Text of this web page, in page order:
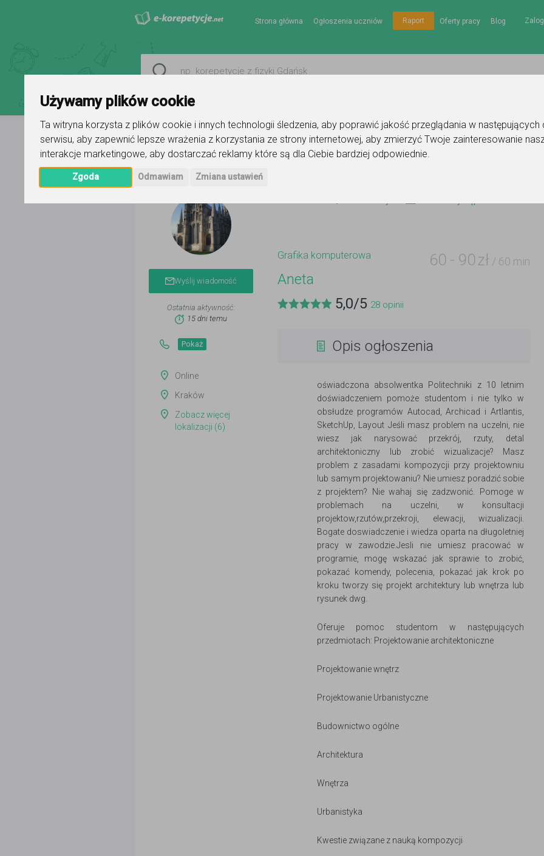
Używamy plików cookie
Ta witryna korzysta z plików cookie i innych technologii śledzenia, aby poprawić jakość przeglądania w
serwisu, aby zapewnić lepsze wrażenia z korzystania ze strony internetowej, aby zmierzyć Twoje zainteresowanie
interakcje marketingowe, aby dostarczać reklamy które są dla Ciebie bardziej odpowiednie.
Zgoda Odmawiam Zmiana ustawień
Strona główna Ogłoszenia uczniów Raport Oferty pracy Blog
Strona główna Aneta Ogłoszenie korepetytora - grafika komputerowa
Wyślij wiadomość
Ostatnia aktywność:
15 dni temu
Pokaż
Online
Kraków
Zobacz więcej
lokalizacji (6)
Grafika komputerowa 60 - 90 zł / 60 min
Aneta
5,0/5 28 opinii
Opis ogłoszenia
oświadczona absolwentka Politechniki z 10 letnim
doświadczeniem pomoże studentom i nie tylko w
obsłudze programów Autocad, Archicad i Artlantis,
SketchUp, Layout Jeśli masz problem na uczelni, nie
wiesz jak narysować przekrój, rzuty, detal
architektoniczny lub zrobić wizualizacje? Masz
problem z zasadami kompozycji przy projektowniu
lub samym projektowaniu? Nie umiesz poradzić sobie
z projektem? Nie wahaj się zadzwonić. Pomoge w
problemach na uczelni, w konsultacji
projektow,rzutów,przekroji, elewacji, wizualizacji.
Bogate doswiadczenie i wiedza oparta na długoletniej
pracy w zawodzie.Jesli nie umiesz pracować w
programie, mogę wskazać jak sprawie to zrobić,
pokazać komendy, polecenia, pokazać jak krok po
kroku tworzy się projekt architektury lub wnętrza lub
rysunek dwg.
Oferuje pomoc studentom w następujących
przedmiotach: Projektowanie architektoniczne
Projektowanie wnętrz
Projektowanie Urbanistyczne
Budownictwo ogólne
Architektura
Wnętrza
Urbanistyka
Kwestie związane z nauką kompozycji